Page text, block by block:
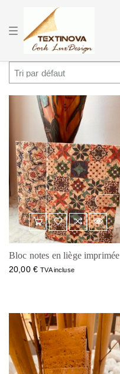
T
e
n
o
n
Bloc notes en liège imprimée
20,00 € TVA incluse